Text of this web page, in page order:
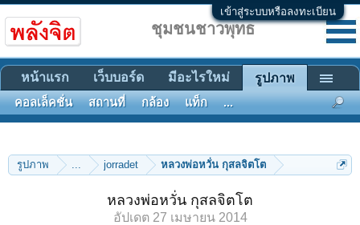
เข้าสู่ระบบหรือลงทะเบียน
รูปภาพ ... jorradet หลวงพ่อหวั่น กุสลจิตโต
หลวงพ่อหวั่น กุสลจิตโต
อัปเดต 27 เมษายน 2014
ชุมชนชาวพุทธ
หน้าแรก เว็บบอร์ด มีอะไรใหม่ รูปภาพ
คอลเล็คชั่น สถานที่ กล้อง แท็ก ...